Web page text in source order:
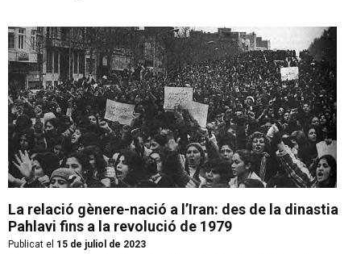
La relació gènere-nació a l’Iran: des de la dinastia
Pahlavi fins a la revolució de 1979
Publicat el 15 de juliol de 2023